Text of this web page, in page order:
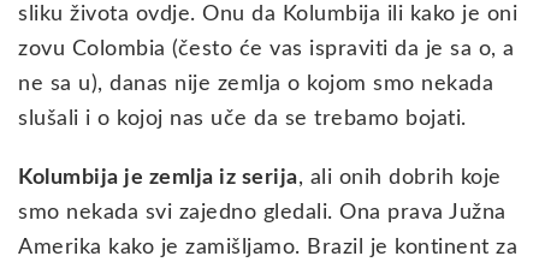
sliku života ovdje. Onu da Kolumbija ili kako je oni
zovu Colombia (često će vas ispraviti da je sa o, a
ne sa u), danas nije zemlja o kojom smo nekada
slušali i o kojoj nas uče da se trebamo bojati.
Kolumbija je zemlja iz serija, ali onih dobrih koje
smo nekada svi zajedno gledali. Ona prava Južna
Amerika kako je zamišljamo. Brazil je kontinent za